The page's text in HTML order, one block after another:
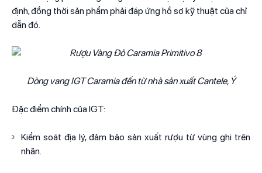
định, đồng thời sản phẩm phải đáp ứng hồ sơ kỹ thuật của chỉ
dẫn đó.
Dòng vang IGT Caramia đến từ nhà sản xuất Cantele, Ý
Đặc điểm chính của IGT:
Kiểm soát địa lý, đảm bảo sản xuất rượu từ vùng ghi trên
nhãn.